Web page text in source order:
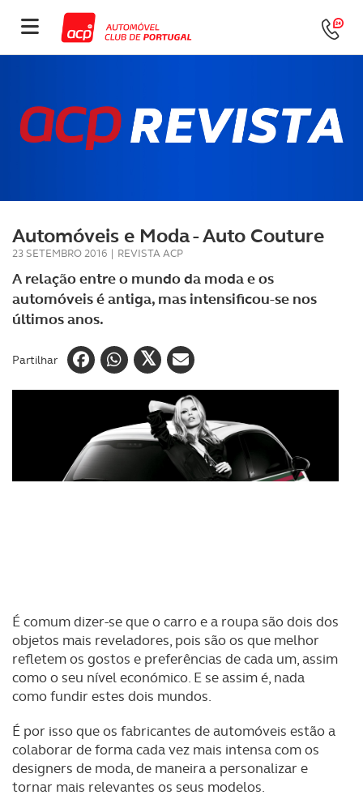
Automóveis e Moda - Auto Couture
23 SETEMBRO 2016 | REVISTA ACP
A relação entre o mundo da moda e os
automóveis é antiga, mas intensificou-se nos
últimos anos.
Partilhar
É comum dizer-se que o carro e a roupa são dois dos
objetos mais reveladores, pois são os que melhor
refletem os gostos e preferências de cada um, assim
como o seu nível económico. E se assim é, nada
como fundir estes dois mundos.
É por isso que os fabricantes de automóveis estão a
colaborar de forma cada vez mais intensa com os
designers de moda, de maneira a personalizar e
tornar mais relevantes os seus modelos.